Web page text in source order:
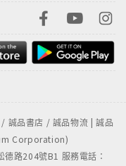
誠品書店 / 誠品物流 | 誠品
Corporation)
路204號B1 服務電話：